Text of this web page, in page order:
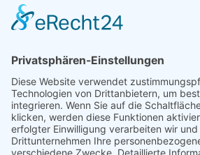
Schulangebote
Shop
MEDIEN & PRESSE
Informationsfalter
Informativ
Otternet
natur & land